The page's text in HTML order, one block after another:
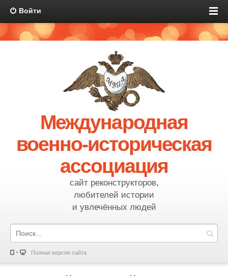
Войти
Международная
военно-историческая
ассоциация
сайт реконструкторов,
любителей истории
и увлечённых людей
Полная версия сайта